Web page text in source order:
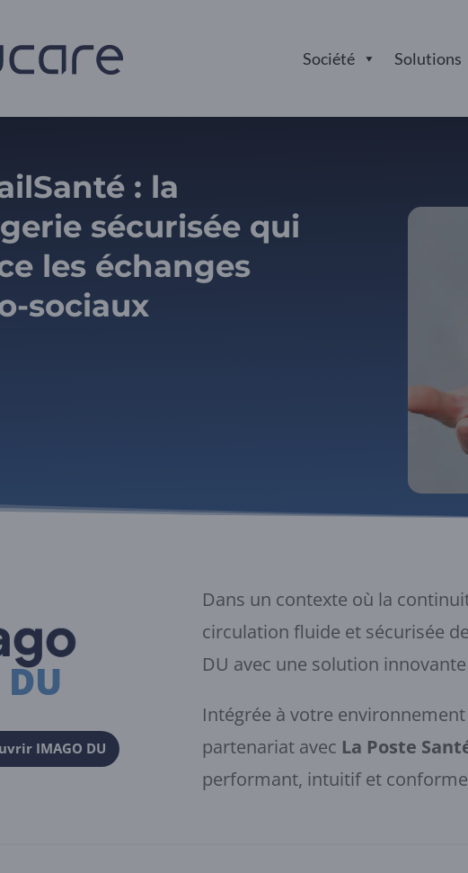
Société Solutions
: la
sécurisée qui
les échanges
sociaux
DU
IMAGO DU
Dans un contexte où la
circulation fluide et sécurisée
DU avec une solution
Intégrée à votre
partenariat avec La Poste
performant, intuitif et